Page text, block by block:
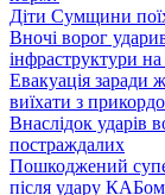
Діти Сумщини
Вночі ворог
інфраструктури
Евакуація заради
виїхати з
Внаслідок ударів
постраждалих
Пошкоджений
після удару КАБом